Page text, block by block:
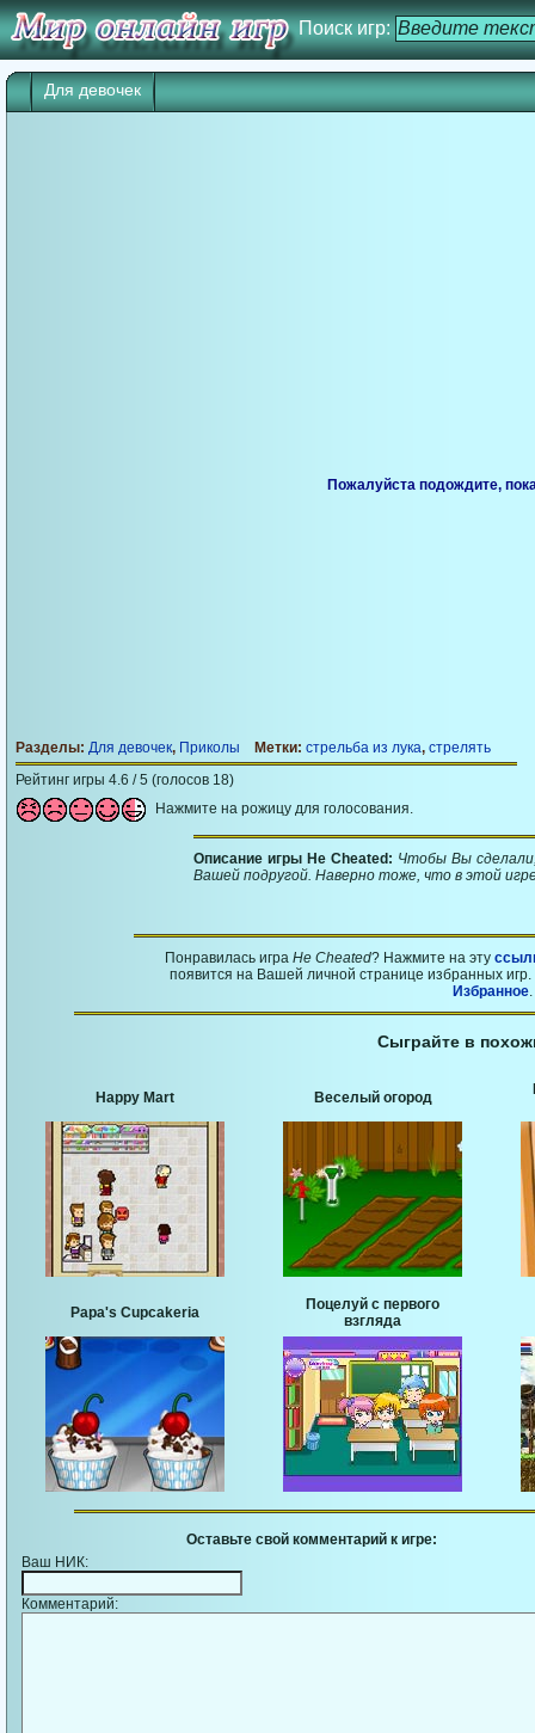
Поиск игр:
Для девочек
Пожалуйста подождите,
Разделы: Для девочек, Приколы Метки: стрельба из лука, стрелять
Рейтинг игры 4.6 / 5 (голосов 18)
Нажмите на рожицу для голосования.
Описание игры He Cheated: Чтобы Вы
Вашей подругой. Наверно тоже, что в этой
Понравилась игра He Cheated? Нажмите на эту
появится на Вашей личной странице избранных
Избранное.
Сыграйте в
Happy Mart Веселый огород
Papa's Cupcakeria
Поцелуй с первого
взгляда
Оставьте свой комментарий к игре:
Ваш НИК:
Комментарий: